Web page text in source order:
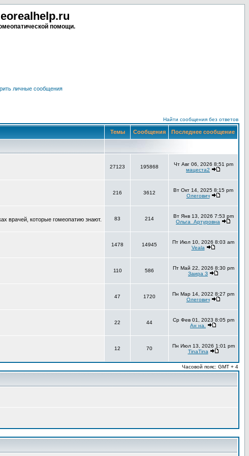
помощи.
личные сообщения
Найти сообщения без ответов
Темы Сообщения Последнее сообщение
27123 195868
Чт Авг 06, 2026 8:51 pm
мацеста2
216 3612
Вт Окт 14, 2025 8:15 pm
Олегович
врачей, которые гомеопатию знают. 83 214
Вт Янв 13, 2026 7:53 pm
Ольга_Артуровна
1478 14945
Пт Июл 10, 2026 8:03 am
Veala
110 586
Пт Май 22, 2026 8:30 pm
Заира З
47 1720
Пн Мар 14, 2022 8:27 pm
Олегович
22 44
Ср Фев 01, 2023 8:05 pm
Ан на.
12 70
Пн Июл 13, 2026 1:01 pm
TinaTina
Часовой пояс: GMT + 4